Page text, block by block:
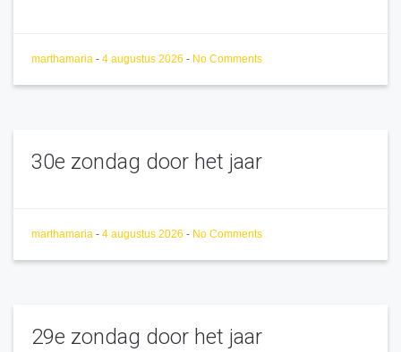
marthamaria - 4 augustus 2026 - No Comments
30e zondag door het jaar
marthamaria - 4 augustus 2026 - No Comments
29e zondag door het jaar